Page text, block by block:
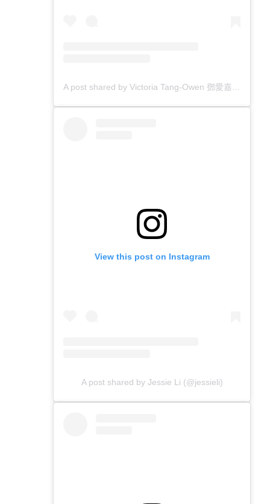
View this post on Instagram
A post shared by Jessie Li (@jessieli)